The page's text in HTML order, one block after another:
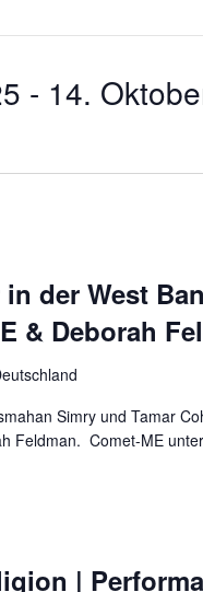
- 14.
der West
& Deborah
Simry und Tamar
Feldman. Comet-ME
|